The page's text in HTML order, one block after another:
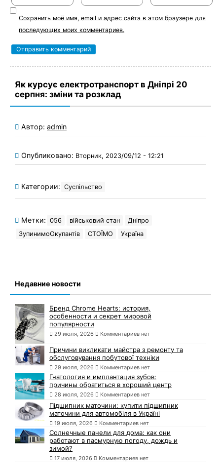
Сохранить моё имя, email и адрес сайта в этом браузере для
последующих моих комментариев.
Як курсує електротранспорт в Дніпрі 20
серпня: зміни та розклад
Автор: admin
Опубликовано: Вторник, 2023/09/12 - 12:21
Категории: Суспільство
Метки: 056 військовий стан
Дніпро
ЗупинимоОкупантів
СТОЇМО Україна
Недавние новости
Бренд Chrome Hearts: история,
особенности и секрет мировой
популярности
29 июля, 2026 Комментариев нет
Причини викликати майстра з ремонту та
обслуговування побутової техніки
29 июля, 2026 Комментариев нет
Гнатология и имплантация зубов:
причины обратиться в хороший центр
28 июля, 2026 Комментариев нет
Підшипник маточини: купити підшипник
маточини для автомобіля в Україні
19 июля, 2026 Комментариев нет
Солнечные панели для дома: как они
работают в пасмурную погоду, дождь и
зимой?
17 июля, 2026 Комментариев нет